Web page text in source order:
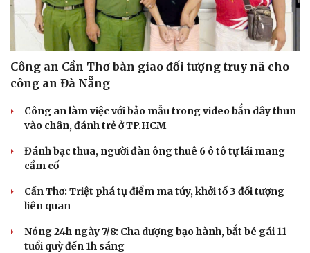
Du lịch
Công an Cần Thơ bàn giao đối tượng truy nã cho
công an Đà Nẵng
Công an làm việc với bảo mẫu trong video bắn dây thun
vào chân, đánh trẻ ở TP.HCM
Đánh bạc thua, người đàn ông thuê 6 ô tô tự lái mang
cầm cố
Cần Thơ: Triệt phá tụ điểm ma túy, khởi tố 3 đối tượng
liên quan
Nóng 24h ngày 7/8: Cha dượng bạo hành, bắt bé gái 11
tuổi quỳ đến 1h sáng